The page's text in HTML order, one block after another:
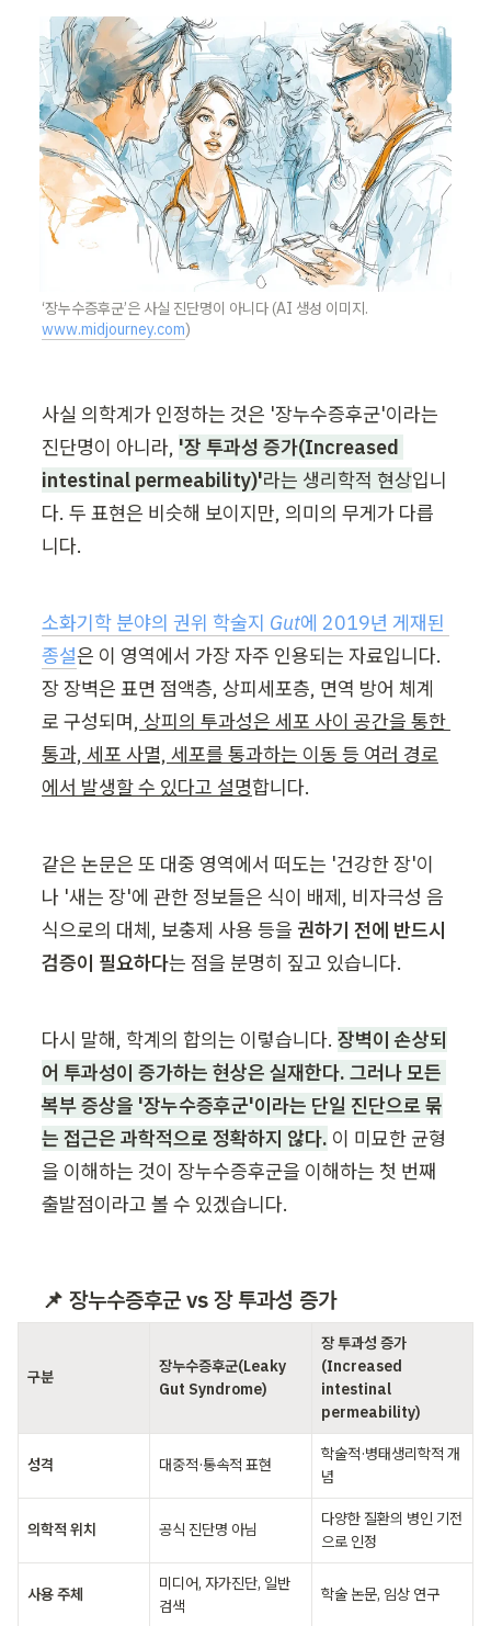
www.midjourney.com)
사실 의학계가 인정하는 것은 '장누수증후군'이라는
진단명이 아니라, '장 투과성 증가(Increased
intestinal permeability)'라는 생리학적 현상입니
다. 두 표현은 비슷해 보이지만, 의미의 무게가 다릅
니다.
소화기학 분야의 권위 학술지 Gut에 2019년 게재된
종설은 이 영역에서 가장 자주 인용되는 자료입니다.
장 장벽은 표면 점액층, 상피세포층, 면역 방어 체계
로 구성되며, 상피의 투과성은 세포 사이 공간을 통한
통과, 세포 사멸, 세포를 통과하는 이동 등 여러 경로
에서 발생할 수 있다고 설명합니다.
같은 논문은 또 대중 영역에서 떠도는 '건강한 장'이
나 '새는 장'에 관한 정보들은 식이 배제, 비자극성 음
식으로의 대체, 보충제 사용 등을 권하기 전에 반드시
검증이 필요하다는 점을 분명히 짚고 있습니다.
다시 말해, 학계의 합의는 이렇습니다. 장벽이 손상되
어 투과성이 증가하는 현상은 실재한다. 그러나 모든
복부 증상을 '장누수증후군'이라는 단일 진단으로 묶
는 접근은 과학적으로 정확하지 않다. 이 미묘한 균형
을 이해하는 것이 장누수증후군을 이해하는 첫 번째
출발점이라고 볼 수 있겠습니다.
📌 장누수증후군 vs 장 투과성 증가
구분
장누수증후군(Leaky
Gut Syndrome)
장 투과성 증가
(Increased
intestinal
permeability)
성격 대중적·통속적 표현
학술적·병태생리학적 개
념
의학적 위치 공식 진단명 아님
다양한 질환의 병인 기전
으로 인정
사용 주체
미디어, 자가진단, 일반
검색
학술 논문, 임상 연구